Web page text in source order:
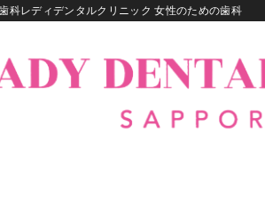
科レディデンタルクリニック 女性のための歯科